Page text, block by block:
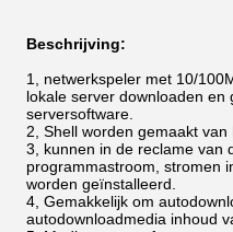
Beschrijving:
1, netwerkspeler met 10/
lokale server downloaden en
serversoftware.
2, Shell worden gemaakt
3, kunnen in de reclame van
programmastroom, stromen
worden geïnstalleerd.
4, Gemakkelijk om
autodownloadmedia inhoud